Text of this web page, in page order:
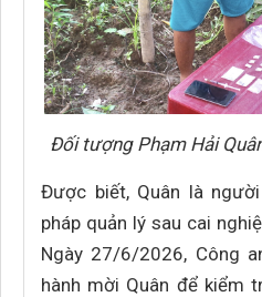
Đối tượng Phạm Hải
Được biết, Quân là
pháp quản lý sau cai
Ngày 27/6/2026, Công
hành mời Quân để kiểm